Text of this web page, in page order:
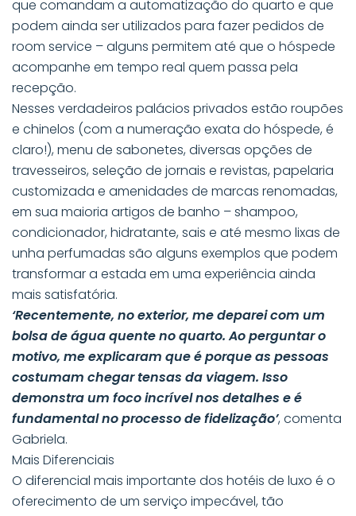
que comandam a automatização do quarto e que
podem ainda ser utilizados para fazer pedidos de
room service – alguns permitem até que o hóspede
acompanhe em tempo real quem passa pela
recepção.
Nesses verdadeiros palácios privados estão roupões
e chinelos (com a numeração exata do hóspede, é
claro!), menu de sabonetes, diversas opções de
travesseiros, seleção de jornais e revistas, papelaria
customizada e amenidades de marcas renomadas,
em sua maioria artigos de banho – shampoo,
condicionador, hidratante, sais e até mesmo lixas de
unha perfumadas são alguns exemplos que podem
transformar a estada em uma experiência ainda
mais satisfatória.
‘Recentemente, no exterior, me deparei com um
bolsa de água quente no quarto. Ao perguntar o
motivo, me explicaram que é porque as pessoas
costumam chegar tensas da viagem. Isso
demonstra um foco incrível nos detalhes e é
fundamental no processo de fidelização’, comenta
Gabriela.
Mais Diferenciais
O diferencial mais importante dos hotéis de luxo é o
oferecimento de um serviço impecável, tão